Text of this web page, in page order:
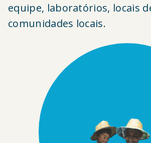
equipe, laboratórios, locais
comunidades locais.